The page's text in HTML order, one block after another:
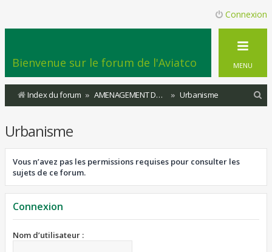
Connexion
Bienvenue sur le forum de l'Aviatco MENU
Index du forum AMENAGEMENT DU TERRITOIRE Urbanisme
c
Urbanisme
Vous n’avez pas les permissions requises pour consulter les
sujets de ce forum.
Connexion
Nom d’utilisateur :